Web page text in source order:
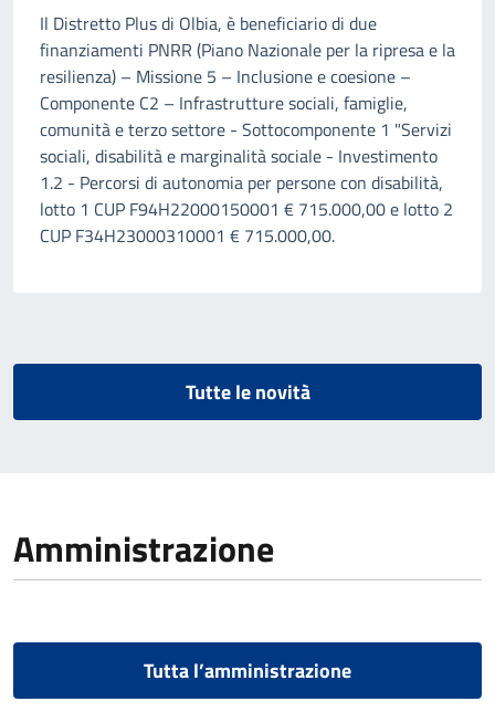
Il Distretto Plus di Olbia, è beneficiario di due
finanziamenti PNRR (Piano Nazionale per la ripresa e la
resilienza) – Missione 5 – Inclusione e coesione –
Componente C2 – Infrastrutture sociali, famiglie,
comunità e terzo settore - Sottocomponente 1 "Servizi
sociali, disabilità e marginalità sociale - Investimento
1.2 - Percorsi di autonomia per persone con disabilità,
lotto 1 CUP F94H22000150001 € 715.000,00 e lotto 2
CUP F34H23000310001 € 715.000,00.
Tutte le novità
Amministrazione
Tutta l’amministrazione